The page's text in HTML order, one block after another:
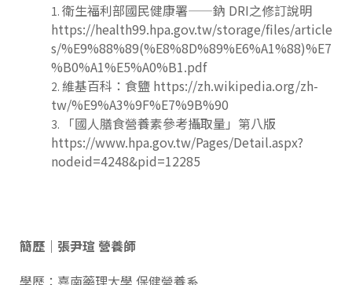
衛生福利部國民健康署——鈉 DRI之修訂說明
https://health99.hpa.gov.tw/storage/files/article
s/%E9%88%89(%E8%8D%89%E6%A1%88)%E7
%B0%A1%E5%A0%B1.pdf
維基百科：食鹽 https://zh.wikipedia.org/zh-
tw/%E9%A3%9F%E7%9B%90
「國人膳食營養素參考攝取量」第八版
https://www.hpa.gov.tw/Pages/Detail.aspx?
nodeid=4248&pid=12285
簡歷｜張尹瑄 營養師